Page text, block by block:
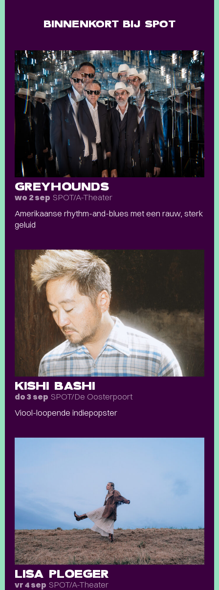
BINNENKORT BIJ SPOT
GREYHOUNDS
wo 2 sep SPOT/A-Theater
Amerikaanse rhythm-and-blues met een rauw, sterk
geluid
KISHI BASHI
do 3 sep SPOT/De Oosterpoort
Viool-loopende indiepopster
LISA PLOEGER
vr 4 sep SPOT/A-Theater